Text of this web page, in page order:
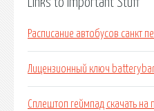
Расписание автобусов санкт
Лицензионный ключ
Сплештоп геймпад скачать на